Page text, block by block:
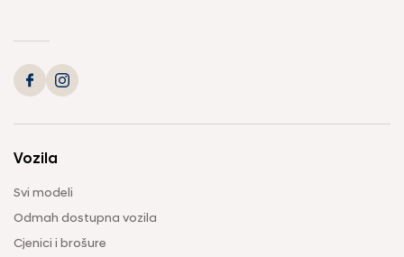
Vozila
Svi modeli
Odmah dostupna vozila
Cjenici i brošure